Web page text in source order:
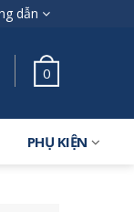
dẫn
0
PHỤ KIỆN